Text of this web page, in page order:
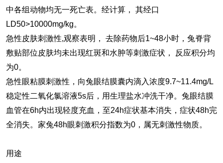
中各组动物均无一死亡表。经计算， 其经口
LD50>10000mg/kg。
急性皮肤刺激性,观察表明， 去除药物后1~48小时，兔脊背
敷贴部位皮肤均未出现红斑和水肿等刺激症状， 反应积分均
为0。
急性眼粘膜刺激性，向兔眼结膜囊内滴入浓度9.7~11.4mg/L
稳定性二氧化氯溶液5s后，用生理盐水冲洗干净。兔眼结膜
血管在6h内出现轻度充血，至24h症状基本消失，症状48h完
全消失。家兔48h眼刺激积分指数为0，属无刺激性物质。
用途